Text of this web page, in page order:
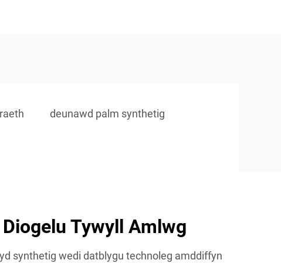
deunawd palm synthetig
Tywyll Amlwg
synthetig wedi datblygu technoleg amddiffyn